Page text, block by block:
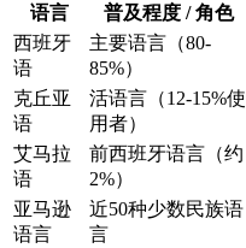
语言 普及程度 / 角色
西班牙
语
主要语言（80-
85%）
克丘亚
语
活语言（12-15%使
用者）
艾马拉
语
前西班牙语言（约
2%）
亚马逊
语言
近50种少数民族语
言